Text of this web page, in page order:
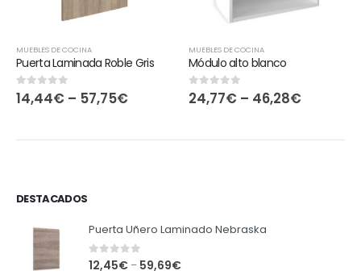
MUEBLES DE COCINA
Puerta Laminada Roble Gris
0 out of 5
14,44€ – 57,75€
MUEBLES DE COCINA
Módulo alto blanco
0out of 5
24,77€ – 46,28€
DESTACADOS
Puerta Uñero Laminado Nebraska
0out of 5
12,45€ – 59,69€